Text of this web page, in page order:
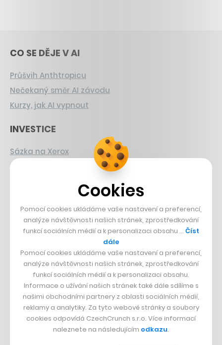
CO SE DĚJE V AI
Průšvih Anthtropicu
Nečekaný směr AI závodu
Kurzy, jak AI vypnout
INVESTICE
Sázka na Xerox
Strnad v Pirelli
PŘÍBĚHY Z GASTRA
Boční projekt, co se zvrtnul
Francouzský šéfkuchař na Šumavě
Dva golfisti, co pečou
DESIGN
Bomma není tichá
Originální hodinky
Nábytek z betonu
Cookies
Pomocí cookies ukládáme vaše nastavení a preferencí,
analýze návštěvnosti našich stránek, zprostředkování
funkcí sociálních médií a k personalizaci obsahu … Číst
dále
Pomocí cookies ukládáme vaše nastavení a preferencí,
analýze návštěvnosti našich stránek, zprostředkování
funkcí sociálních médií a k personalizaci obsahu.
Informace o užívání našich stránek také dále sdílíme s
našimi obchodními partnery z oblasti sociálních médií,
reklamy a analytiky. Za tyto webové stránky a soubory
cookies odpovídá CzechCrunch s.r.o. Více informací
naleznete na následujícím odkazu.